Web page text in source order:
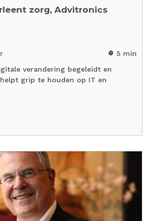
zorg, Advitronics
timer 5 min
verandering begeleidt en
grip te houden op IT en